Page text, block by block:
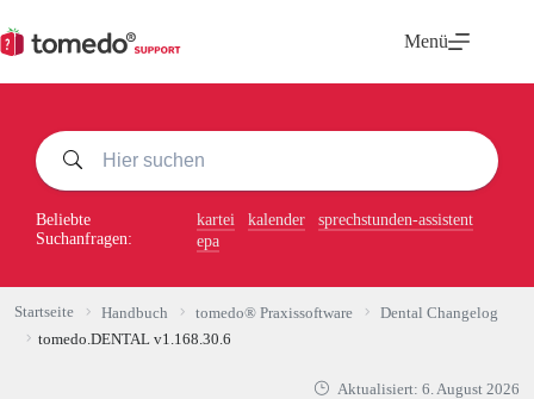
Inhalt
springen
Menü
Beliebte
Suchanfragen:
kartei kalender
sprechstunden-assistent
epa
Startseite Handbuch tomedo® Praxissoftware
Dental Changelog
tomedo.DENTAL v1.168.30.6
Aktualisiert: 6. August 2026